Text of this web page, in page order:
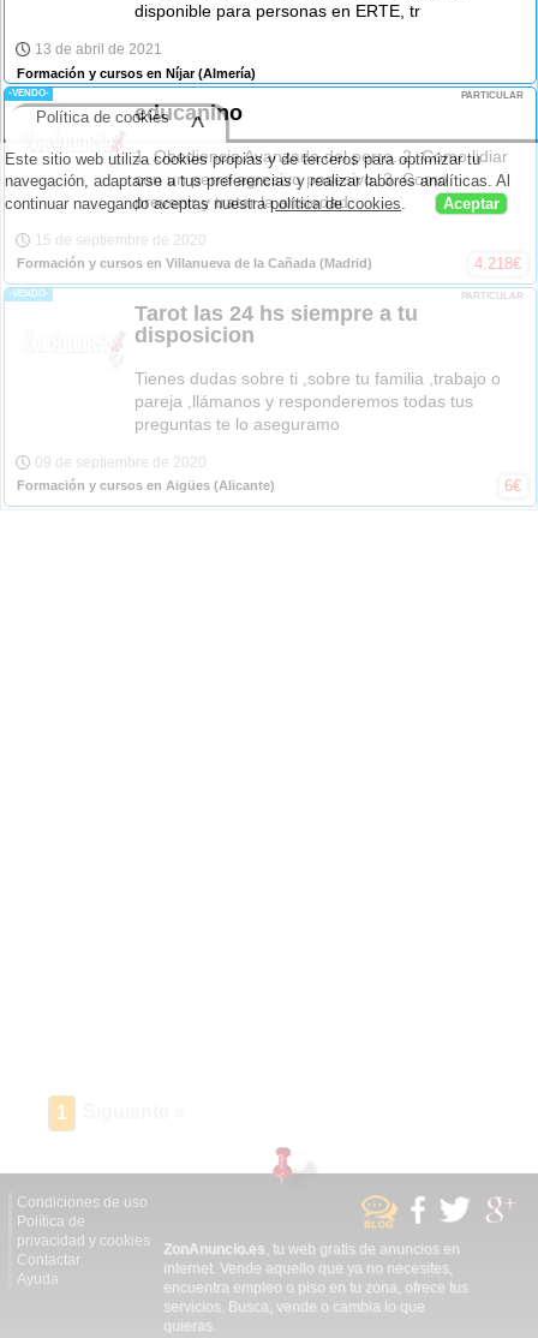
disponible para personas en ERTE, tr
13 de abril de 2021
Formación y cursos en Níjar(Almería)
-VENDO- PARTICULAR
educanino
1. Obediencia Avanzada del perro. 2. Como lidiar
con un perro agresivo posesivo. 3. Como
prevenir y tratar la ansiedad
15 de septiembre de 2020
Formación y cursos en Villanueva de la Cañada (Madrid) 4.218€
-VENDO- PARTICULAR
Tarot las 24 hs siempre a tu
disposicion
Tienes dudas sobre ti ,sobre tu familia ,trabajo o
pareja ,llámanos y responderemos todas tus
preguntas te lo aseguramo
09 de septiembre de 2020
Formación y cursos en Aigües (Alicante) 6€
1
Condiciones de uso
Política de
privacidad y cookies
Contactar
Ayuda
ZonAnuncio.es, tu web gratis de anuncios en
internet. Vende aquello que ya no necesites,
encuentra empleo o piso en tu zona, ofrece tus
servicios. Busca, vende o cambia lo que
quieras.
Este sitio web utiliza cookies propias y de terceros para optimizar tu
navegación, adaptarse a tus preferencias y realizar labores analíticas. Al
continuar navegando aceptas nuestrapolítica de cookies. Aceptar
Política de cookies ^